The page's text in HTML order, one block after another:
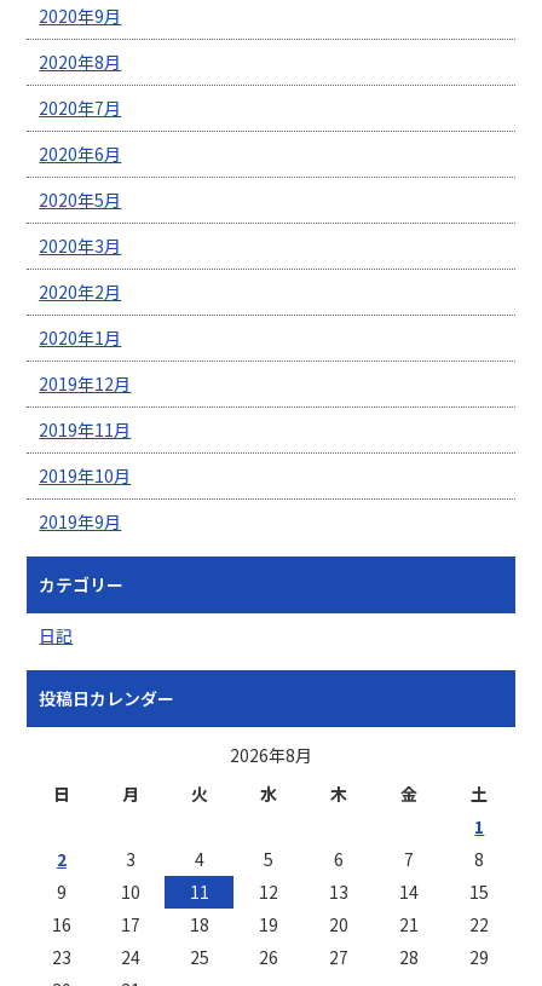
2020年9月
2020年8月
2020年7月
2020年6月
2020年5月
2020年3月
2020年2月
2020年1月
2019年12月
2019年11月
2019年10月
2019年9月
カテゴリー
日記
投稿日カレンダー
2026年8月
日
月 火 水 木 金
土
1
2
3 4 5 6 7
8
9
10 11 12 13 14
15
16
17 18 19 20 21
22
23
24 25 26 27 28
29